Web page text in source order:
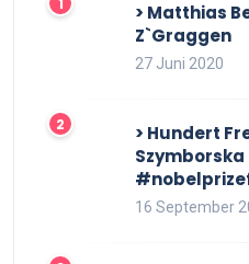
> Matthias
Z`Graggen
27 Juni 2020
> Hundert
Szymborska
16 September